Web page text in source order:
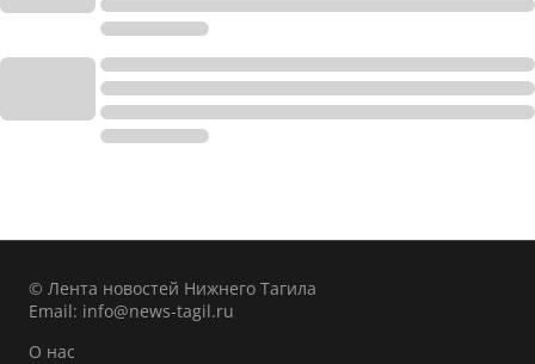
© Лента новостей Нижнего Тагила
Email: info@news-tagil.ru
О нас